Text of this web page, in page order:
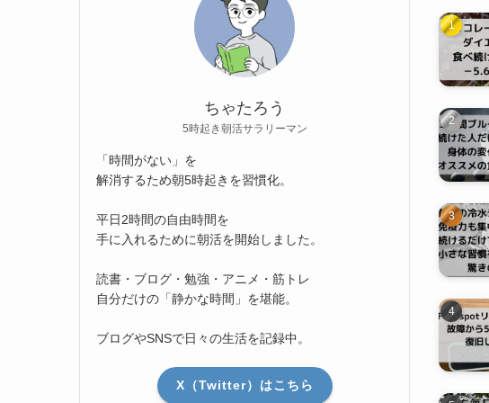
ちゃたろう
5時起き朝活サラリーマン
「時間がない」を
解消するため朝5時起きを習慣化。
平日2時間の自由時間を
手に入れるために朝活を開始しました。
読書・ブログ・勉強・アニメ・筋トレ
自分だけの「静かな時間」を堪能。
ブログやSNSで日々の生活を記録中。
X（Twitter）はこちら